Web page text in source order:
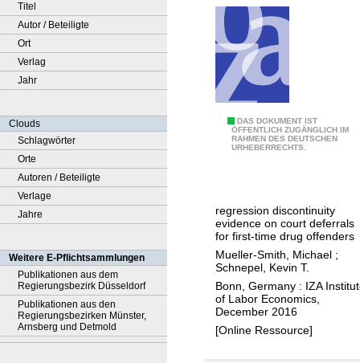
Titel
Autor / Beteiligte
Ort
Verlag
Jahr
Clouds
Schlagwörter
Orte
Autoren / Beteiligte
Verlage
Jahre
Weitere E-Pflichtsammlungen
Publikationen aus dem
Regierungsbezirk Düsseldorf
Publikationen aus den
Regierungsbezirken Münster,
Arnsberg und Detmold
DAS DOKUMENT IST
ÖFFENTLICH ZUGÄNGLICH IM
RAHMEN DES DEUTSCHEN
URHEBERRECHTS.
i
n
g
c
o
n
v
regression discontinuity
evidence on court deferrals
for first-time drug offenders
Mueller-Smith, Michael ;
Schnepel, Kevin T.
Bonn, Germany : IZA
of Labor Economics,
December 2016
[Online Ressource]